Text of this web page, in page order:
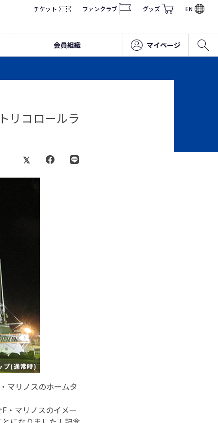
チケット ファンクラブ グッズ EN
会員組織 マイページ
リコロールラ
マリノスのホームタ
・マリノスのイメー